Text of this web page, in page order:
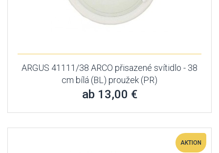
ARGUS 41111/38 ARCO přisazené svítidlo - 38
cm bílá (BL) proužek (PR)
ab 13,00 €
AKTION